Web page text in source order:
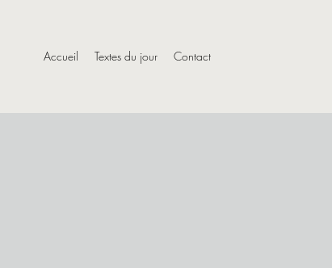
Accueil Textes du jour Contact